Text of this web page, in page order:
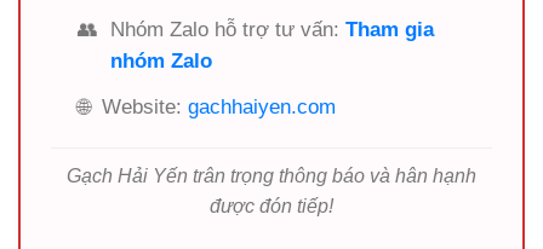
👥
Nhóm Zalo hỗ trợ tư vấn: Tham gia
nhóm Zalo
🌐 Website: gachhaiyen.com
Gạch Hải Yến trân trọng thông báo và hân hạnh
được đón tiếp!